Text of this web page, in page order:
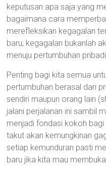
keputusan apa saja yang
bagaimana cara
merefleksikan kegagalan
baru; kegagalan bukanlah
menuju pertumbuhan
Penting bagi kita semua
pertumbuhan berasal dari
sendiri maupun orang lain
jalani perjalanan ini sambil
menjadi fondasi kokoh
takut akan kemungkinan
setiap kemunduran pasti
baru jika kita mau